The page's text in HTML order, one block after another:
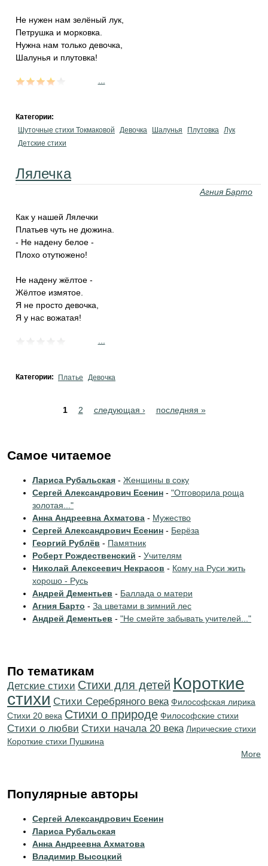
Не нужен нам зелёный лук,
Петрушка и морковка.
Нужна нам только девочка,
Шалунья и плутовка!
Категории:
Шуточные стихи Токмаковой
Девочка Шалунья Плутовка Лук
Детские стихи
Лялечка
Агния Барто
Как у нашей Лялечки
Платьев чуть не дюжина.
- Не надену белое -
Плохо отутюжено!
Не надену жёлтое -
Жёлтое измятое.
Я не просто девочка,
Я у нас вожатая!
Категории: Платье Девочка
1 2 следующая › последняя »
Самое читаемое
Лариса Рубальская - Женщины в соку
Сергей Александрович Есенин - "Отговорила роща
золотая..."
Анна Андреевна Ахматова - Мужество
Сергей Александрович Есенин - Берёза
Георгий Рублёв - Памятник
Роберт Рождественский - Учителям
Николай Алексеевич Некрасов - Кому на Руси жить
хорошо - Русь
Андрей Дементьев - Баллада о матери
Агния Барто - За цветами в зимний лес
Андрей Дементьев - "Не смейте забывать учителей..."
По тематикам
Детские стихи Стихи для детей Короткие
стихи Cтихи Серебряного века Философская лирика
Стихи 20 века Стихи о природе Философские стихи
Стихи о любви Cтихи начала 20 века Лирические стихи
Короткие стихи Пушкина
More
Популярные авторы
Сергей Александрович Есенин
Лариса Рубальская
Анна Андреевна Ахматова
Владимир Высоцкий